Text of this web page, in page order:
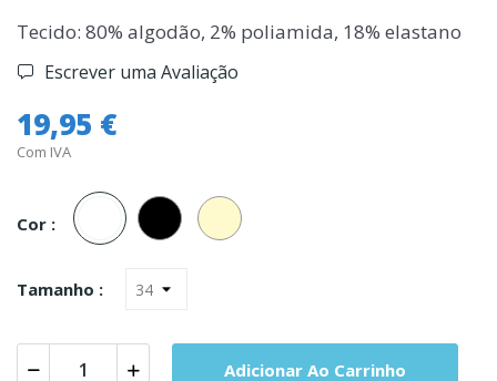
Tecido: 80% algodão, 2% poliamida, 18% elastano
Escrever uma Avaliação
19,95 €
Com IVA
Cor :
Branco Preto
Tamanho :
Adicionar Ao Carrinho